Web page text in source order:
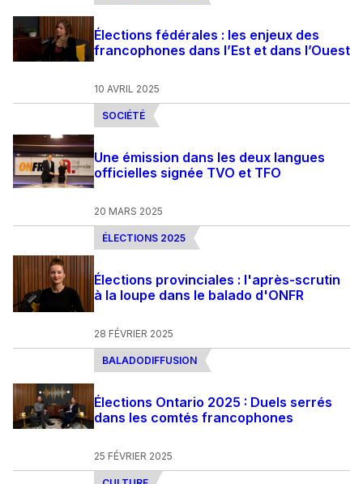
Élections fédérales : les enjeux des
francophones dans l’Est et dans l’Ouest
10 AVRIL 2025
SOCIÉTÉ
Une émission dans les deux langues
officielles signée TVO et TFO
20 MARS 2025
ÉLECTIONS 2025
Élections provinciales : l'après-scrutin
à la loupe dans le balado d'ONFR
28 FÉVRIER 2025
BALADODIFFUSION
Élections Ontario 2025 : Duels serrés
dans les comtés francophones
25 FÉVRIER 2025